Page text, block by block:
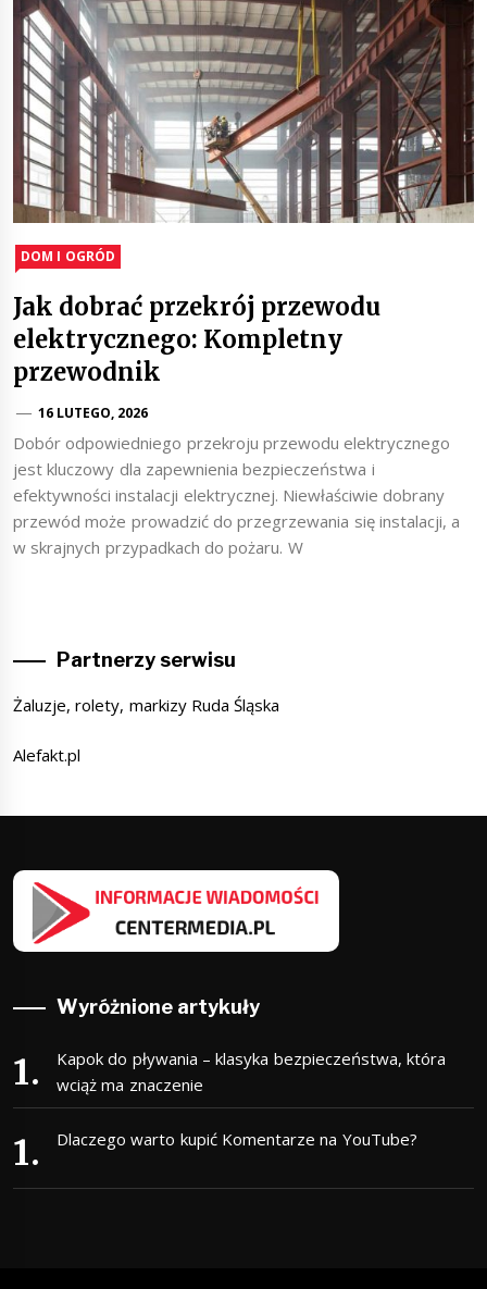
DOM I OGRÓD
Jak dobrać przekrój przewodu
elektrycznego: Kompletny
przewodnik
16 LUTEGO, 2026
Dobór odpowiedniego przekroju przewodu elektrycznego
jest kluczowy dla zapewnienia bezpieczeństwa i
efektywności instalacji elektrycznej. Niewłaściwie dobrany
przewód może prowadzić do przegrzewania się instalacji, a
w skrajnych przypadkach do pożaru. W
Partnerzy serwisu
Żaluzje, rolety, markizy Ruda Śląska
Alefakt.pl
Wyróżnione artykuły
Kapok do pływania – klasyka bezpieczeństwa, która
wciąż ma znaczenie
Dlaczego warto kupić Komentarze na YouTube?